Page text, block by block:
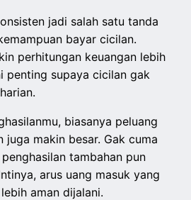
jadi salah satu tanda
bayar cicilan.
perhitungan keuangan lebih
penting supaya cicilan gak
biasanya peluang
juga makin besar. Gak cuma
tambahan pun
arus uang masuk yang
aman dijalani.